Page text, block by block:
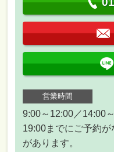
営業時間
9:00～12:00／14:00
19:00までにご予約
があります。